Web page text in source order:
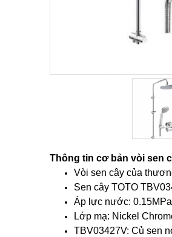
Thông tin cơ bản vòi sen
Vòi sen cây của
Sen cây TOTO
Áp lực nước:
Lớp mạ: Nickel
TBV03427V: Củ sen